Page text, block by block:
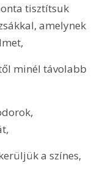
tisztítsuk
amelynek
minél távolabb
a színes,